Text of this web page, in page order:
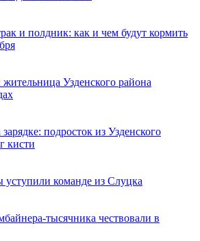
и полдник: как и чем будут кормить
Узденского района
подросток из Узденского
кисти
команде из Слуцка
тысячника чествовали в